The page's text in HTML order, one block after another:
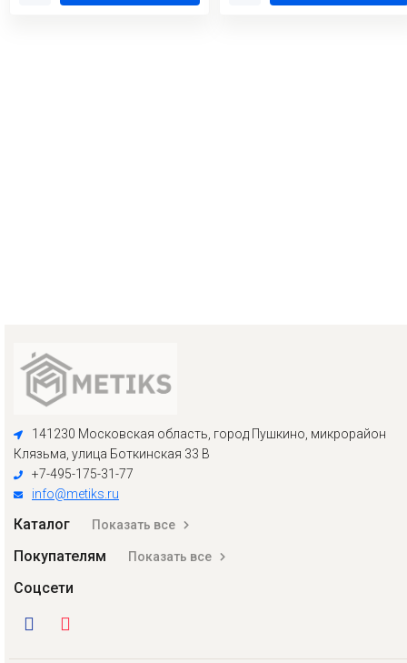
141230 Московская область, город Пушкино, микрорайон
Клязьма, улица Боткинская 33 В
+7-495-175-31-77
info@metiks.ru
Каталог Показать все
Покупателям Показать все
Соцсети